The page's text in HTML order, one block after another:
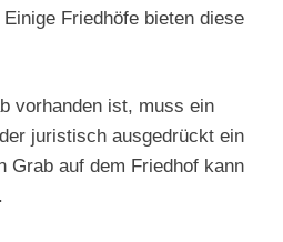
Friedhöfe bieten diese
vorhanden ist, muss ein
juristisch ausgedrückt ein
Grab auf dem Friedhof kann